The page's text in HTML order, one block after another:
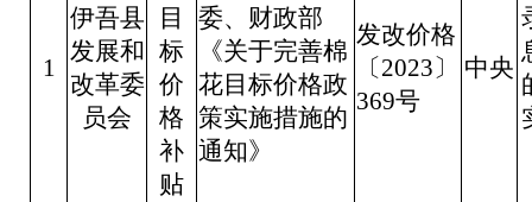
1
伊吾县
发展和
改革委
员会
目
标
价
格
补
贴
委、财政部
《关于完善棉
花目标价格政
策实施措施的
通知》
发改价格
〔2023〕
369号
中央